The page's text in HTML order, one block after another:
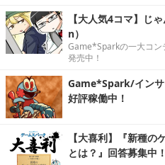
【大人気4コマ】じ
n）
Game*Sparkの一大コン
発売中！
Game*Spark/インサ
好評稼働中！
【大喜利】『新種の
とは？』回答募集中！